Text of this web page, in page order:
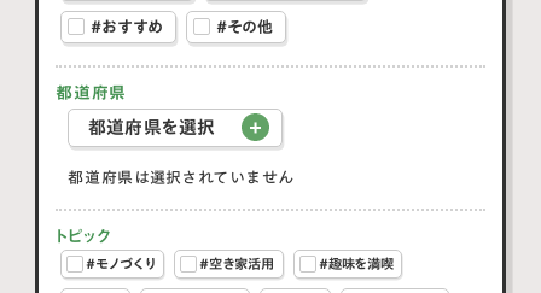
#おすすめ #その他
都道府県
都道府県を選択
都道府県は選択されていません
トピック
#モノづくり #空き家活用 #趣味を満喫